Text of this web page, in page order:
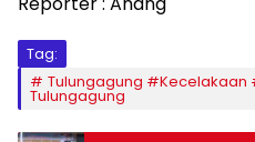
Tag:
Tulungagung #Kecelakaan
Tulungagung